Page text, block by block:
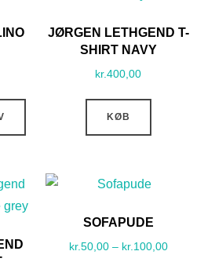
JØRGEN LETHGEND T-
SHIRT NAVY
kr.400,00
KØB
SOFAPUDE
kr. 50,00 – kr. 100,00